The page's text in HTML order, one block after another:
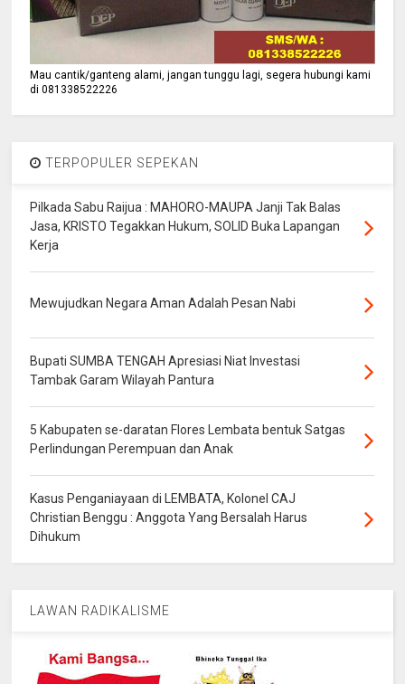
Mau cantik/ganteng alami, jangan tunggu lagi, segera hubungi kami
di 081338522226
TERPOPULER SEPEKAN
Pilkada Sabu Raijua : MAHORO-MAUPA Janji Tak Balas
Jasa, KRISTO Tegakkan Hukum, SOLID Buka Lapangan
Kerja
Mewujudkan Negara Aman Adalah Pesan Nabi
Bupati SUMBA TENGAH Apresiasi Niat Investasi
Tambak Garam Wilayah Pantura
5 Kabupaten se-daratan Flores Lembata bentuk Satgas
Perlindungan Perempuan dan Anak
Kasus Penganiayaan di LEMBATA, Kolonel CAJ
Christian Benggu : Anggota Yang Bersalah Harus
Dihukum
LAWAN RADIKALISME